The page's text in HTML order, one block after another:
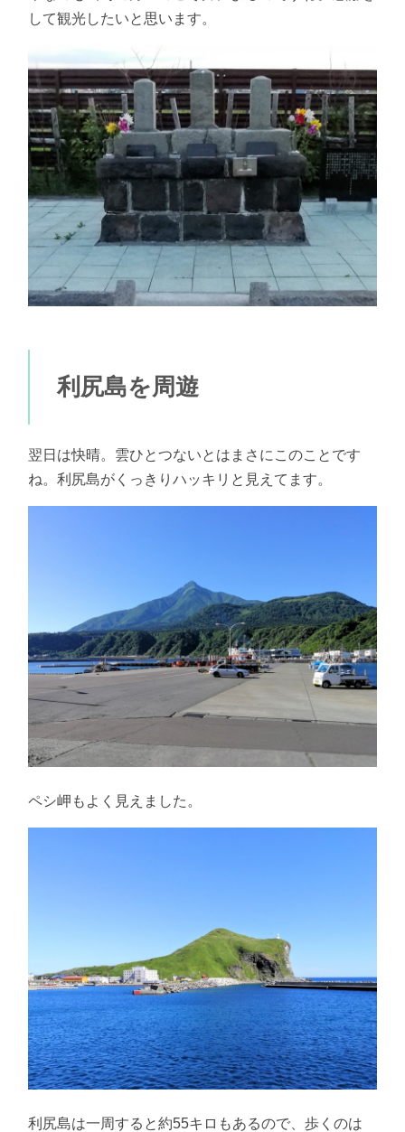
して観光したいと思います。
利尻島を周遊
翌日は快晴。雲ひとつないとはまさにこのことです
ね。利尻島がくっきりハッキリと見えてます。
ペシ岬もよく見えました。
利尻島は一周すると約55キロもあるので、歩くのは